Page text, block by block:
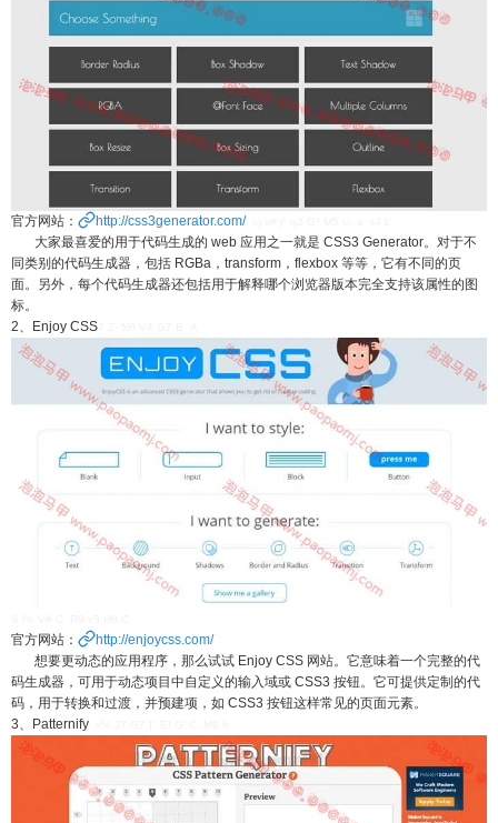
官方网站： http://css3generator.com/
大家最喜爱的用于代码生成的 web 应用之一就是 CSS3 Generator。对于不
同类别的代码生成器，包括 RGBa，transform，flexbox 等等，它有不同的页
面。另外，每个代码生成器还包括用于解释哪个浏览器版本完全支持该属性的图
标。
2、Enjoy CSS
官方网站：
http://enjoycss.com/
想要更动态的应用程序，那么试试 Enjoy CSS 网站。它意味着一个完整的代
码生成器，可用于动态项目中自定义的输入域或 CSS3 按钮。它可提供定制的代
码，用于转换和过渡，并预建项，如 CSS3 按钮这样常见的页面元素。
3、Patternify